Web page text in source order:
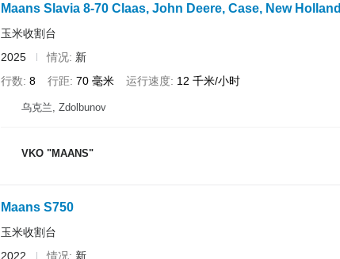
Maans Slavia 8-70 Claas, John Deere, Case, New Holland
玉米收割台
2025
情况 新
行数 8 行距 70 毫米 运行速度 12 千米/小时
乌克兰, Zdolbunov
VKO "MAANS"
Maans S750
玉米收割台
2022
情况 新